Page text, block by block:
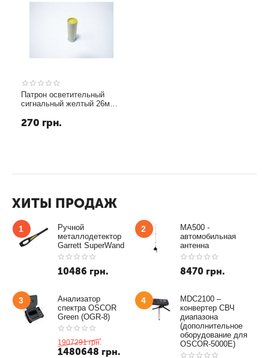
Патрон осветительный
сигнальный желтый 26мм
270 грн.
ХИТЫ ПРОДАЖ
1
Ручной
металлодетектор
Garrett SuperWand
10486 грн.
2
MA500 -
автомобильная
антенна
8470 грн.
3
Анализатор
спектра OSCOR
Green (OGR-8)
1907291 грн.
1480648 грн.
4
MDC2100 –
конвертер СВЧ
диапазона
(дополнительное
оборудование для
OSCOR-5000E)